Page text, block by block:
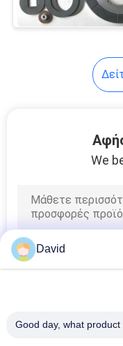
We
David
Good day, what